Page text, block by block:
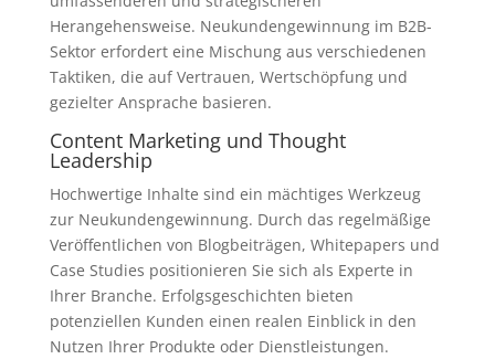
Herangehensweise. Neukundengewinnung im B2B-
Sektor erfordert eine Mischung aus verschiedenen
Taktiken, die auf Vertrauen, Wertschöpfung und
gezielter Ansprache basieren.
Content Marketing und Thought
Leadership
Hochwertige Inhalte sind ein mächtiges Werkzeug
zur Neukundengewinnung. Durch das regelmäßige
Veröffentlichen von Blogbeiträgen, Whitepapers und
Case Studies positionieren Sie sich als Experte in
Ihrer Branche. Erfolgsgeschichten bieten
potenziellen Kunden einen realen Einblick in den
Nutzen Ihrer Produkte oder Dienstleistungen.